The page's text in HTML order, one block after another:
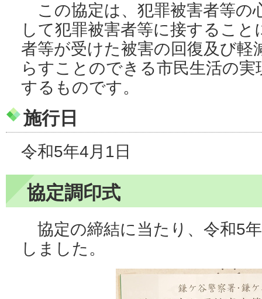
この協定は、犯罪被害者等の
して犯罪被害者等に接するこ
者等が受けた被害の回復及び軽
らすことのできる市民生活の
するものです。
施行日
令和5年4月1日
協定調印式
協定の締結に当たり、令和5
しました。